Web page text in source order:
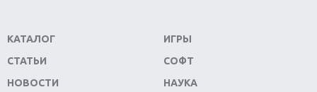
Switch
Обзор игры The Crew 2: покорение Америки
КАТАЛОГ
СТАТЬИ
НОВОСТИ
ИГРЫ
СОФТ
НАУКА